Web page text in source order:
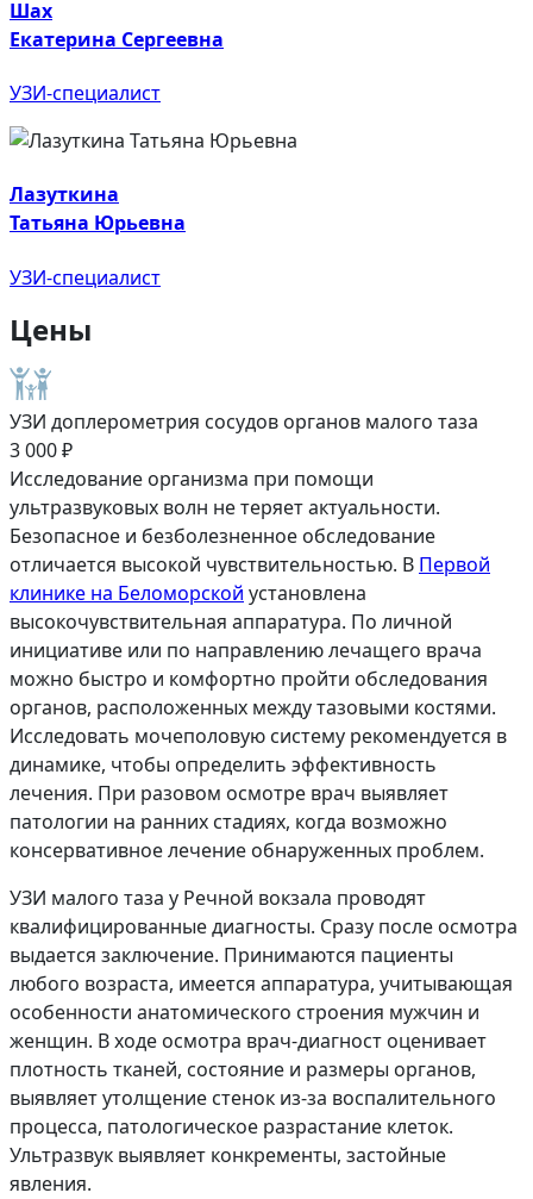
Шах
Екатерина Сергеевна
УЗИ-специалист
Лазуткина
Татьяна Юрьевна
УЗИ-специалист
Цены
УЗИ доплерометрия сосудов органов малого таза
3 000 ₽
Исследование организма при помощи
ультразвуковых волн не теряет актуальности.
Безопасное и безболезненное обследование
отличается высокой чувствительностью. В Первой
клинике на Беломорской установлена
высокочувствительная аппаратура. По личной
инициативе или по направлению лечащего врача
можно быстро и комфортно пройти обследования
органов, расположенных между тазовыми костями.
Исследовать мочеполовую систему рекомендуется в
динамике, чтобы определить эффективность
лечения. При разовом осмотре врач выявляет
патологии на ранних стадиях, когда возможно
консервативное лечение обнаруженных проблем.
УЗИ малого таза у Речной вокзала проводят
квалифицированные диагносты. Сразу после осмотра
выдается заключение. Принимаются пациенты
любого возраста, имеется аппаратура, учитывающая
особенности анатомического строения мужчин и
женщин. В ходе осмотра врач-диагност оценивает
плотность тканей, состояние и размеры органов,
выявляет утолщение стенок из-за воспалительного
процесса, патологическое разрастание клеток.
Ультразвук выявляет конкременты, застойные
явления.